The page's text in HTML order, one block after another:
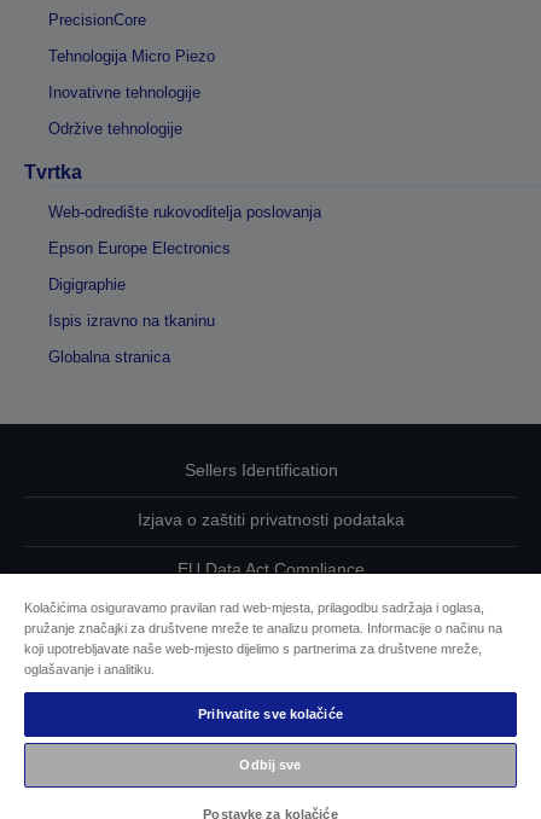
PrecisionCore
Tehnologija Micro Piezo
Inovativne tehnologije
Održive tehnologije
Tvrtka
Web-odredište rukovoditelja poslovanja
Epson Europe Electronics
Digigraphie
Ispis izravno na tkaninu
Globalna stranica
Sellers Identification
Izjava o zaštiti privatnosti podataka
EU Data Act Compliance
Kontaktirajte nas u vezi svojih podataka
Epsonova predanost pristupačnosti
Autorska prava © 2026 Seiko Epson
Kolačićima osiguravamo pravilan rad web-mjesta, prilagodbu sadržaja i oglasa,
pružanje značajki za društvene mreže te analizu prometa. Informacije o načinu na
koji upotrebljavate naše web-mjesto dijelimo s partnerima za društvene mreže,
oglašavanje i analitiku.
Prihvatite sve kolačiće
Odbij sve
Postavke za kolačiće